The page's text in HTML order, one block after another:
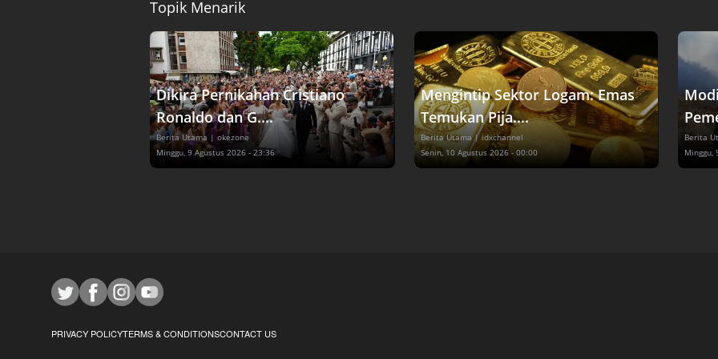
Topik Menarik
Dikira Pernikahan Cristiano
Ronaldo dan G....
Berita Utama | okezone
Minggu, 9 Agustus 2026 - 23:36
Mengintip Sektor Logam: Emas
Temukan Pija....
Berita Utama | idxchannel
Senin, 10 Agustus 2026 - 00:00
Berita
Minggu,
PRIVACY POLICYTERMS & CONDITIONSCONTACT US